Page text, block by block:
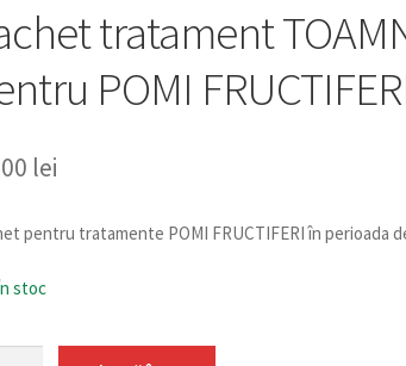
tratament
POMI
lei
pentru tratamente POMI FRUCTIFERI în perioada
stoc